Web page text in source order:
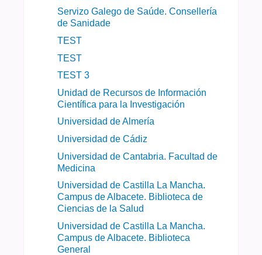
Servizo Galego de Saúde. Consellería
de Sanidade
TEST
TEST
TEST 3
Unidad de Recursos de Información
Científica para la Investigación
Universidad de Almería
Universidad de Cádiz
Universidad de Cantabria. Facultad de
Medicina
Universidad de Castilla La Mancha.
Campus de Albacete. Biblioteca de
Ciencias de la Salud
Universidad de Castilla La Mancha.
Campus de Albacete. Biblioteca
General